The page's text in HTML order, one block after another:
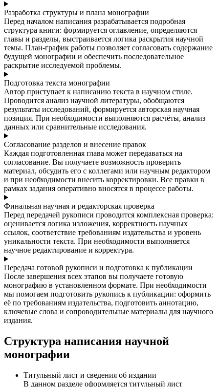
Разработка структуры и плана монографии
Перед началом написания разрабатывается подробная
структура книги: формируется оглавление, определяются
главы и разделы, выстраивается логика раскрытия научной
темы. План-график работы позволяет согласовать содержание
будущей монографии и обеспечить последовательное
раскрытие исследуемой проблемы.
Подготовка текста монографии
Автор приступает к написанию текста в научном стиле.
Проводится анализ научной литературы, обобщаются
результаты исследований, формируется авторская научная
позиция. При необходимости выполняются расчёты, анализ
данных или сравнительные исследования.
Согласование разделов и внесение правок
Каждая подготовленная глава может передаваться на
согласование. Вы получаете возможность проверить
материал, обсудить его с коллегами или научным редактором
и при необходимости внесить корректировки. Все правки в
рамках задания оперативно вносятся в процессе работы.
Финальная научная и редакторская проверка
Перед передачей рукописи проводится комплексная проверка:
оценивается логика изложения, корректность научных
ссылок, соответствие требованиям издательства и уровень
уникальности текста. При необходимости выполняется
научное редактирование и корректура.
Передача готовой рукописи и подготовка к публикации
После завершения всех этапов вы получаете готовую
монографию в установленном формате. При необходимости
мы помогаем подготовить рукопись к публикации: оформить
её по требованиям издательства, подготовить аннотацию,
ключевые слова и сопроводительные материалы для научного
издания.
Структура написания научной
монографии
Титульный лист и сведения об издании
В данном разделе оформляется титульный лист